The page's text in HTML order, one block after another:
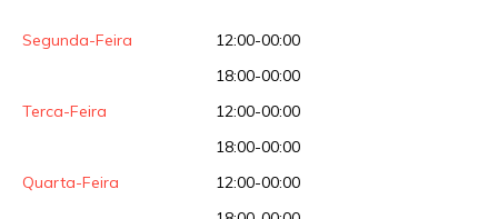
Segunda-Feira
12:00-00:00
18:00-00:00
Terca-Feira
12:00-00:00
18:00-00:00
Quarta-Feira
12:00-00:00